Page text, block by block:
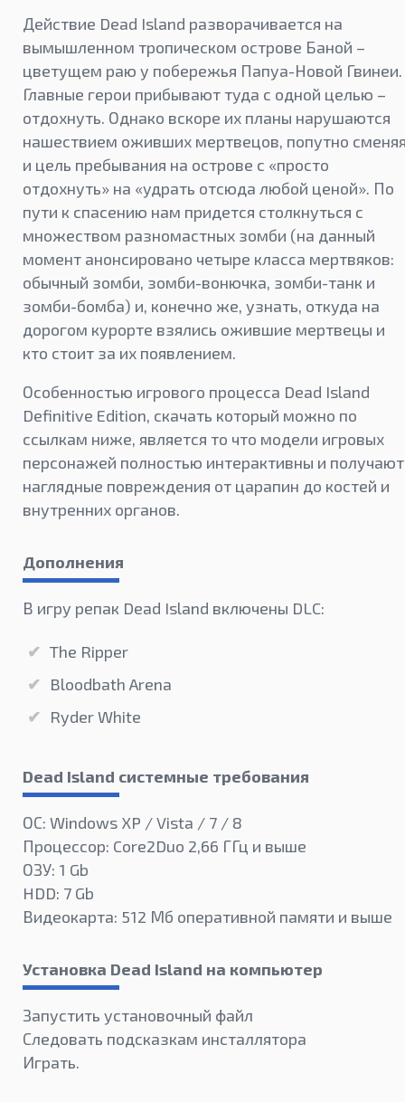
Действие Dead Island разворачивается на
вымышленном тропическом острове Баной –
цветущем раю у побережья Папуа-Новой Гвинеи.
Главные герои прибывают туда с одной целью –
отдохнуть. Однако вскоре их планы нарушаются
нашествием оживших мертвецов, попутно
и цель пребывания на острове с «просто
отдохнуть» на «удрать отсюда любой ценой». По
пути к спасению нам придется столкнуться с
множеством разномастных зомби (на данный
момент анонсировано четыре класса мертвяков:
обычный зомби, зомби-вонючка, зомби-танк и
зомби-бомба) и, конечно же, узнать, откуда на
дорогом курорте взялись ожившие мертвецы и
кто стоит за их появлением.
Особенностью игрового процесса Dead Island
Definitive Edition, скачать который можно по
ссылкам ниже, является то что модели игровых
персонажей полностью интерактивны и получают
наглядные повреждения от царапин до костей и
внутренних органов.
Дополнения
В игру репак Dead Island включены DLC:
The Ripper
Bloodbath Arena
Ryder White
Dead Island системные требования
ОС: Windows XP / Vista / 7 / 8
Процессор: Core2Duo 2,66 ГГц и выше
ОЗУ: 1 Gb
HDD: 7 Gb
Видеокарта: 512 Мб оперативной памяти и выше
Установка Dead Island на компьютер
Запустить установочный файл
Следовать подсказкам инсталлятора
Играть.